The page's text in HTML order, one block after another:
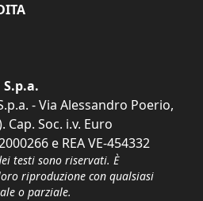
- Via Alessandro Poerio,
Cap. Soc. i.v. Euro
e REA VE-454332
testi sono riservati. È
riproduzione con qualsiasi
o parziale.